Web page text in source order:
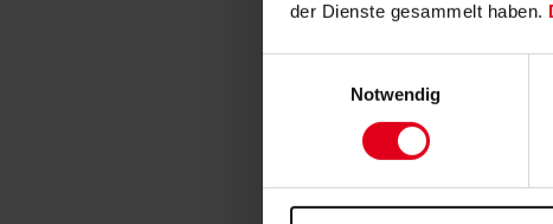
der Dienste gesammelt haben.
Notwendig